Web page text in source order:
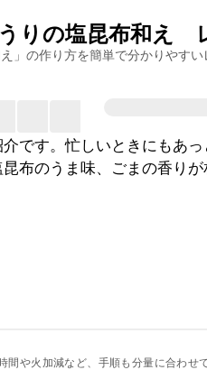
りの塩昆布和え
」の作り方を簡単で分かりやす
です。忙しいときにもあ
布のうま味、ごまの香り
や火加減など、手順も分量に合わせ